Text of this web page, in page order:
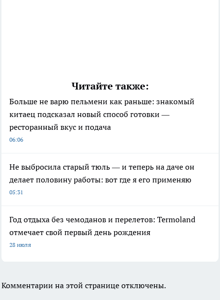
Читайте также:
Больше не варю пельмени как раньше: знакомый
китаец подсказал новый способ готовки —
ресторанный вкус и подача
06:06
Не выбросила старый тюль — и теперь на даче он
делает половину работы: вот где я его применяю
05:31
Год отдыха без чемоданов и перелетов: Termoland
отмечает свой первый день рождения
28 июля
Комментарии на этой странице отключены.